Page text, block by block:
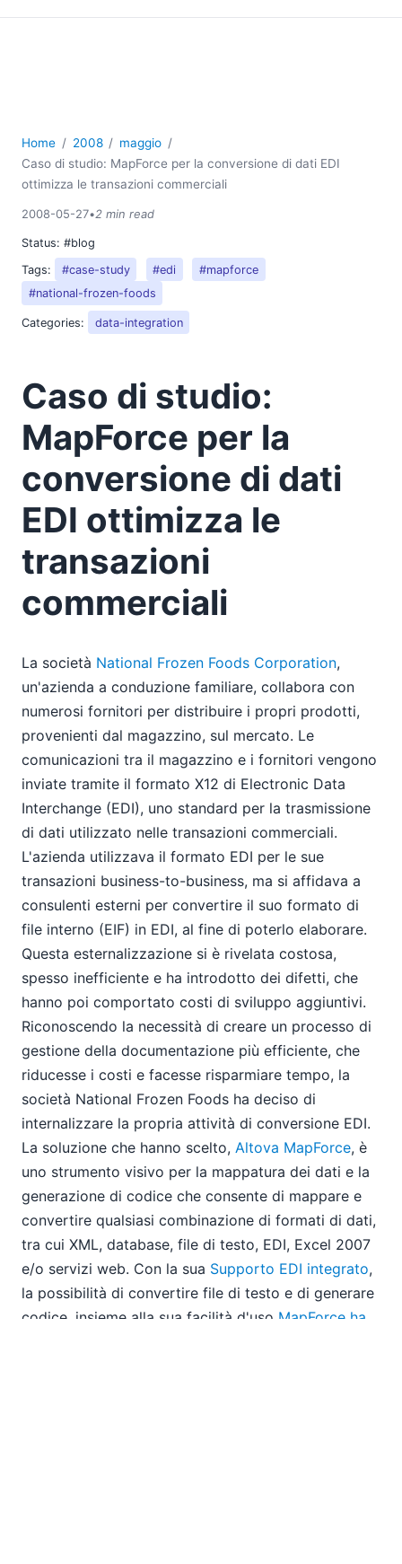
2010
2009
03
04
05
Caso di studio: MapForce per la conversione di dati
EDI ottimizza le transazioni commerciali
Creazione di documenti di fogli di calcolo Open XML
Altova presenta la versione 2 di XMLSpy 2008, che
include importanti nuove funzionalità
Altova presente a JavaOne
Creazione di documenti Word 2007 (Open XML) a
partire da dati XML e da un database
Altova ha aggiunto il supporto per Word 2007 (OOXML)
al suo strumento di progettazione di fogli di stile
grafico e ha ridotto il prezzo per facilitarne l'adozione
06
08
11
12
2007
Home 2008
maggio
Caso di studio: MapForce per la conversione di dati EDI
ottimizza le transazioni commerciali
2008-05-27•2 min read
Status: #blog
Tags:
#case-study #edi
#mapforce
#national-frozen-foods
Categories: data-integration
Caso di studio:
MapForce per la
conversione di dati
EDI ottimizza le
transazioni
commerciali
La società National Frozen Foods Corporation,
un'azienda a conduzione familiare, collabora con
numerosi fornitori per distribuire i propri prodotti,
provenienti dal magazzino, sul mercato. Le
comunicazioni tra il magazzino e i fornitori vengono
inviate tramite il formato X12 di Electronic Data
Interchange (EDI), uno standard per la trasmissione
di dati utilizzato nelle transazioni commerciali.
L'azienda utilizzava il formato EDI per le sue
transazioni business-to-business, ma si affidava a
consulenti esterni per convertire il suo formato di
file interno (EIF) in EDI, al fine di poterlo elaborare.
Questa esternalizzazione si è rivelata costosa,
spesso inefficiente e ha introdotto dei difetti, che
hanno poi comportato costi di sviluppo aggiuntivi.
Riconoscendo la necessità di creare un processo di
gestione della documentazione più efficiente, che
riducesse i costi e facesse risparmiare tempo, la
società National Frozen Foods ha deciso di
internalizzare la propria attività di conversione EDI.
La soluzione che hanno scelto, Altova MapForce, è
uno strumento visivo per la mappatura dei dati e la
generazione di codice che consente di mappare e
convertire qualsiasi combinazione di formati di dati,
tra cui XML, database, file di testo, EDI, Excel 2007
e/o servizi web. Con la sua Supporto EDI integrato,
la possibilità di convertire file di testo e di generare
codice, insieme alla sua facilità d'uso MapForce ha